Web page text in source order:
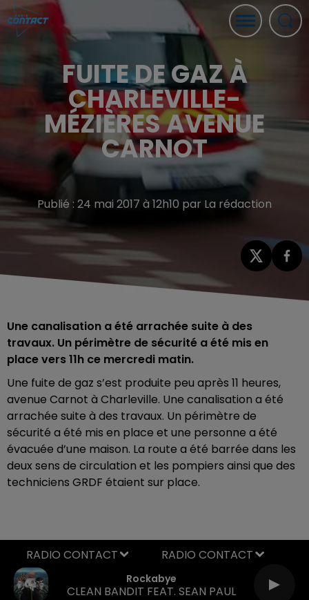
FUITE DE GAZ À
CHARLEVILLE-
MÉZIÈRES AVENUE
CARNOT
Publié : 24 mai 2017 à 12h10 par La rédaction
Une canalisation a été arrachée suite à des
travaux. Un périmètre de sécurité a été mis en
place vers 11h ce mercredi matin.
Une fuite de gaz s’est produite peu après 11 heures,
avenue Carnot à Charleville. Une canalisation a été
arrachée suite à des travaux. Un périmètre de
sécurité a été mis en place et une personne a été
évacuée d’une maison. La route a été barrée dans les
deux sens de circulation et les pompiers ainsi que des
techniciens GRDF étaient sur place.
Rockabye
CLEAN BANDIT FEAT. SEAN PAUL
RADIO CONTACT